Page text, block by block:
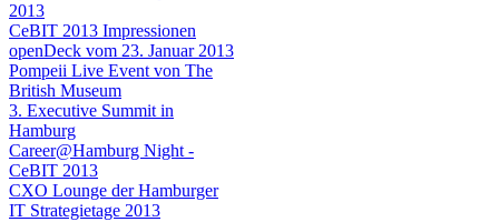
2013
CeBIT 2013 Impressionen
openDeck vom 23. Januar 2013
Pompeii Live Event von The
British Museum
3. Executive Summit in
Hamburg
Career@Hamburg Night -
CeBIT 2013
CXO Lounge der Hamburger
IT Strategietage 2013